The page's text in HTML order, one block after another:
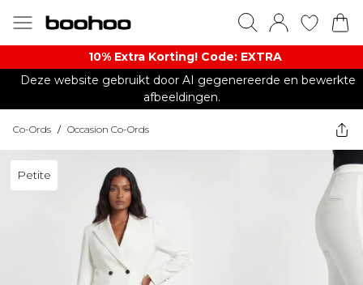
10% Extra Korting! Code: EXTRA​
Deze website gebruikt door AI gegenereerde en bewerkte
afbeeldingen.
Co-Ords / Occasion Co-Ords
Petite